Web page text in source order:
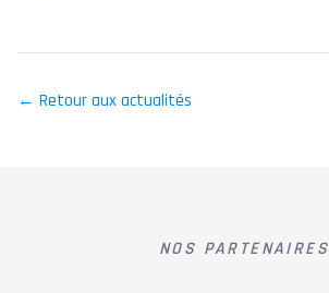
← Retour aux actualités
NOS PARTENAIRES